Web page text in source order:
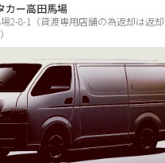
カー高田馬場
2-8-1（貸渡専用店舗の為返却は返